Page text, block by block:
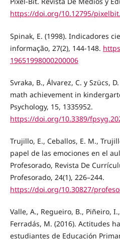
https://doi.org/10.12795/
Spinak, E. (1998). Indicadores
informação, 27(2), 144-148.
19651998000200006
Svraka, B., Álvarez, C. y Szücs,
math achievement in
Psychology, 15, 1335952.
https://doi.org/10.3389/
Trujillo, E., Ceballos, E. M.,
papel de las emociones en el
Profesorado, Revista De
Profesorado, 24(1), 226–244.
https://doi.org/10.30827/
Valle, A., Regueiro, B., Piñeiro,
Ferradás, M. (2016). Actitudes
estudiantes de Educación